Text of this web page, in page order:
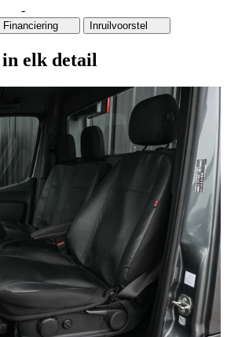
-
Financiering Inruilvoorstel
elk detail